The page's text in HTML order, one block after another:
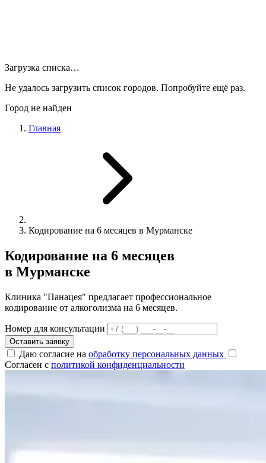
Загрузка списка…
Не удалось загрузить список городов. Попробуйте ещё раз.
Город не найден
Главная
Кодирование на 6 месяцев в Мурманске
Кодирование на 6 месяцев
в Мурманске
Клиника "Панацея" предлагает профессиональное
кодирование от алкоголизма на 6 месяцев.
Номер для консультации
Оставить заявку
Даю согласие на обработку персональных данных
Согласен с политикой конфиденциальности